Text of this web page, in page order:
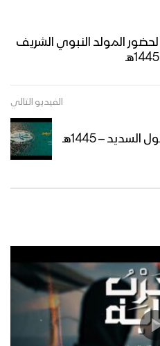
الوهاج – عيسى الليث
الليث – 1445هـ
المطلق – عيسى الليث
لحضور المولد النبوي الشريف
الفيديو التالي
– 1445هـ